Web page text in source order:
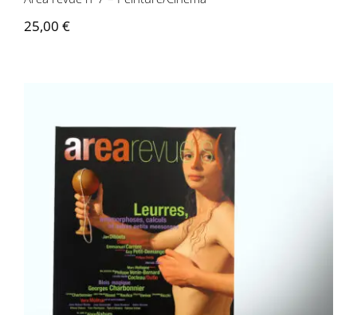
25,00 €
Area revue n°6 -Leurres